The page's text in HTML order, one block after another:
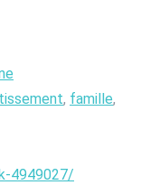
, famille,
4949027/